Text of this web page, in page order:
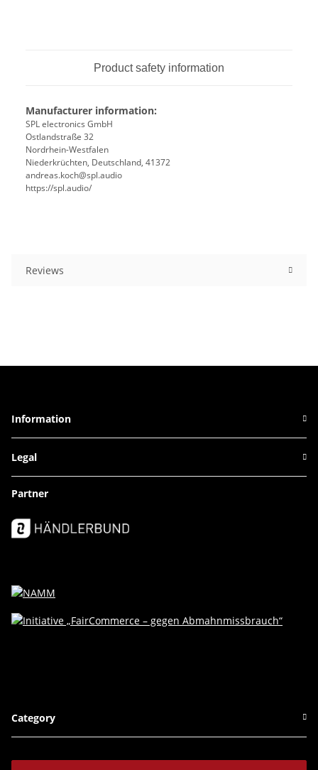
Product safety information
Manufacturer information:
SPL electronics GmbH
Ostlandstraße 32
Nordrhein-Westfalen
Niederkrüchten, Deutschland, 41372
andreas.koch@spl.audio
https://spl.audio/
Reviews
Information
Legal
Partner
Category